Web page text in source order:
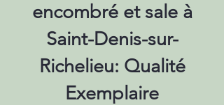
encombré et sale à
Saint-Denis-sur-
Richelieu: Qualité
Exemplaire